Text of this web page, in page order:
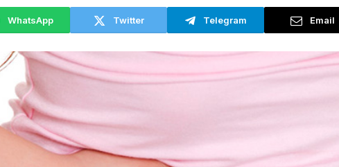
WhatsApp Twitter Telegram Email